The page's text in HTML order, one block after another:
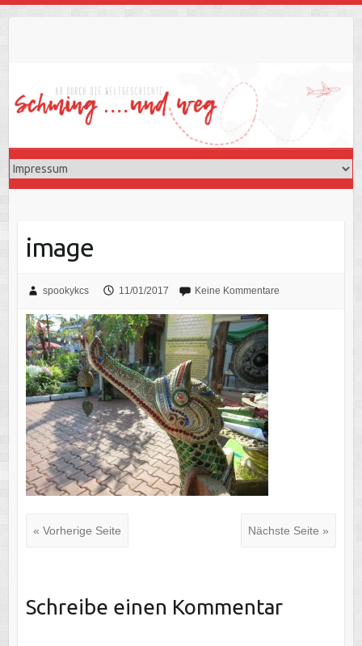
image
spookykcs 11/01/2017 Keine Kommentare
« Vorherige Seite Nächste Seite »
Schreibe einen Kommentar